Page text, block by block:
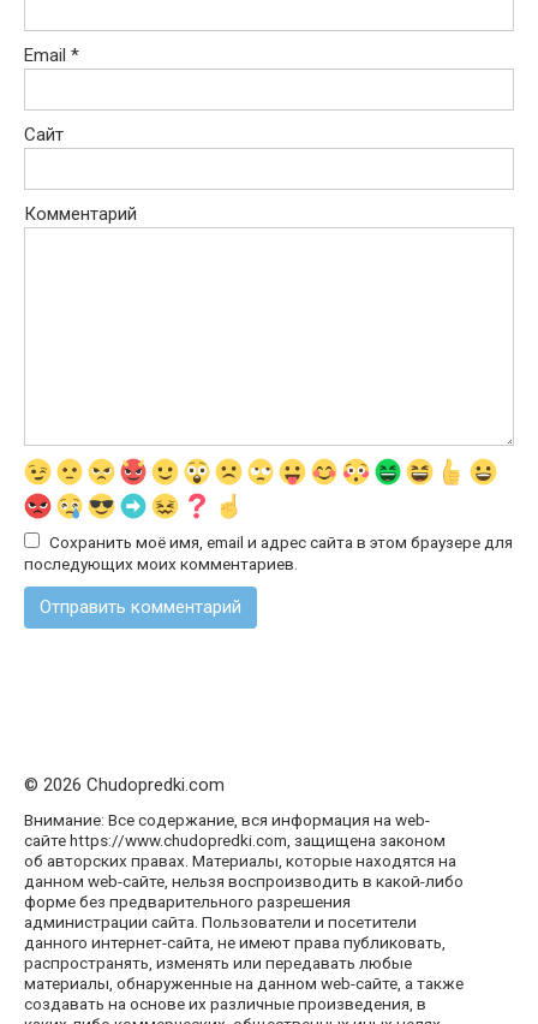
Email *
Сайт
Комментарий
Сохранить моё имя, email и адрес сайта в этом браузере для
последующих моих комментариев.
© 2026 Chudopredki.com
Внимание: Все содержание, вся информация на web-
сайте https://www.chudopredki.com, защищена законом
об авторских правах. Материалы, которые находятся на
данном web-сайте, нельзя воспроизводить в какой-либо
форме без предварительного разрешения
администрации сайта. Пользователи и посетители
данного интернет-сайта, не имеют права публиковать,
распространять, изменять или передавать любые
материалы, обнаруженные на данном web-сайте, а также
создавать на основе их различные произведения, в